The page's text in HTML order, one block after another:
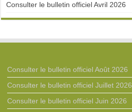
Consulter le bulletin officiel Avril 2026
Consulter le bulletin officiel Août 2026
Consulter le bulletin officiel Juillet 2026
Consulter le bulletin officiel Juin 2026